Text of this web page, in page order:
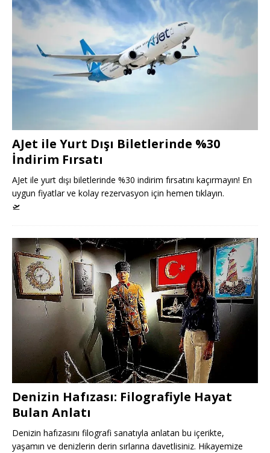
AJet ile Yurt Dışı Biletlerinde %30
İndirim Fırsatı
AJet ile yurt dışı biletlerinde %30 indirim fırsatını kaçırmayın! En
uygun fiyatlar ve kolay rezervasyon için hemen tıklayın.
🛫
Denizin Hafızası: Filografiyle Hayat
Bulan Anlatı
Denizin hafızasını filografi sanatıyla anlatan bu içerikte,
yaşamın ve denizlerin derin sırlarına davetlisiniz. Hikayemize